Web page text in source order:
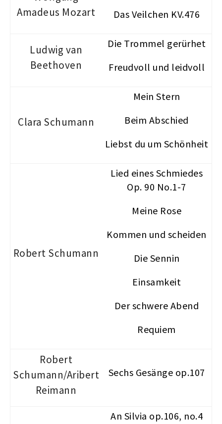
Amadeus Mozart
Das Veilchen KV.476
Ludwig van
Beethoven
Die Trommel gerürhet
Freudvoll und leidvoll
Clara Schumann
Mein Stern
Beim Abschied
Liebst du um Schönheit
Robert Schumann
Lied eines Schmiedes
Op. 90 No.1-7
Meine Rose
Kommen und scheiden
Die Sennin
Einsamkeit
Der schwere Abend
Requiem
Robert
Schumann/Aribert
Reimann
Sechs Gesänge op.107
An Silvia op.106, no.4